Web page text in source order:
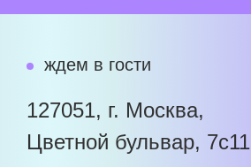
ждем в гости
127051, г. Москва,
Цветной бульвар, 7с11